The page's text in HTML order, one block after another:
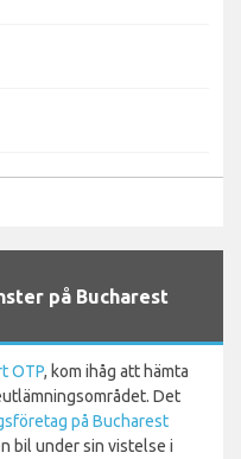
på Bucharest
OTP, kom ihåg att hämta
Det
på Bucharest
bil under sin vistelse i